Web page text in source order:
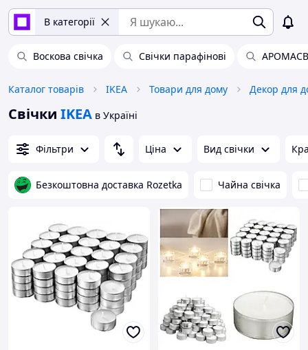
В категорії
Воскова свічка Свічки парафінові
Каталог товарів IKEA Товари для дому Декор для
Свічки IKEA в Україні
Фільтри Ціна Вид свічки
Безкоштовна доставка Rozetka Чайна свічка